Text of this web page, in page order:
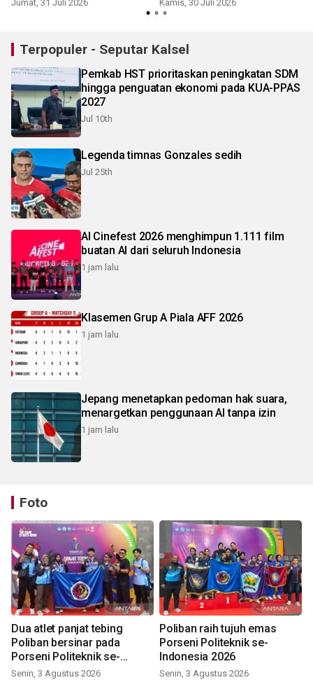
Jumat, 31 Juli 2026 Kamis, 30 Juli 2026
Terpopuler - Seputar Kalsel
Pemkab HST prioritaskan peningkatan SDM
hingga penguatan ekonomi pada KUA-PPAS
2027
Jul 10th
Legenda timnas Gonzales sedih
Jul 25th
AI Cinefest 2026 menghimpun 1.111 film
buatan AI dari seluruh Indonesia
1 jam lalu
Klasemen Grup A Piala AFF 2026
1 jam lalu
Jepang menetapkan pedoman hak suara,
menargetkan penggunaan AI tanpa izin
1 jam lalu
Foto
Dua atlet panjat tebing
Poliban bersinar pada
Porseni Politeknik se-
Indonesia 2026
Senin, 3 Agustus 2026
Poliban raih tujuh emas
Porseni Politeknik se-
Indonesia 2026
Senin, 3 Agustus 2026